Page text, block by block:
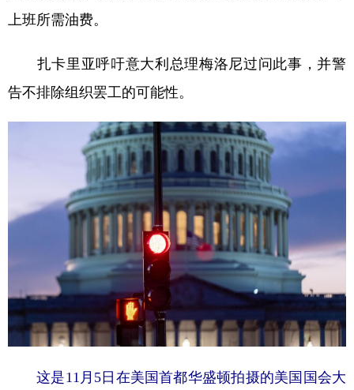
上班所需油费。
扎卡里亚呼吁意大利总理梅洛尼过问此事，并警
告不排除组织罢工的可能性。
这是11月5日在美国首都华盛顿拍摄的美国国会大